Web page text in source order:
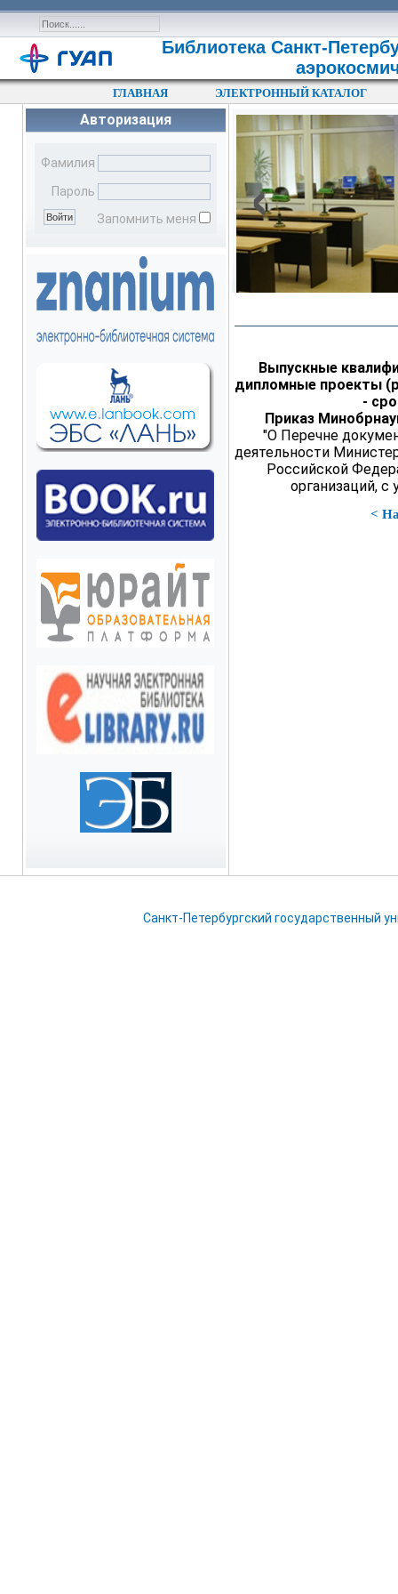
Библиотека Санкт-
ГЛАВНАЯ ЭЛЕКТРОННЫЙ КАТАЛОГ
Авторизация
Фамилия
Пароль
Запомнить меня
‹
Выпускные
дипломные проекты
-
Приказ
"О Перечне
деятельности
Российской
организаций, с
<
Санкт-Петербургский государственный